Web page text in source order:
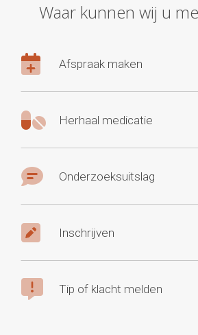
Waar kunnen wij u
Afspraak maken
Herhaal medicatie
Onderzoeksuitslag
Inschrijven
Tip of klacht melden